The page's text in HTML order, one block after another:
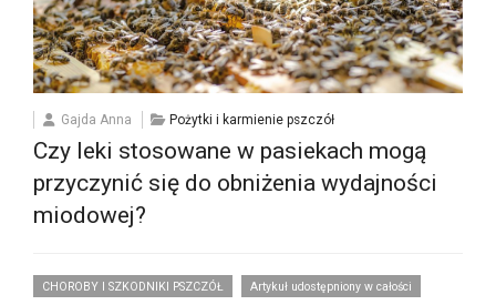
Gajda Anna Pożytki i karmienie pszczół
Czy leki stosowane w pasiekach mogą
przyczynić się do obniżenia wydajności
miodowej?
CHOROBY I SZKODNIKI PSZCZÓŁ Artykuł udostępniony w całości